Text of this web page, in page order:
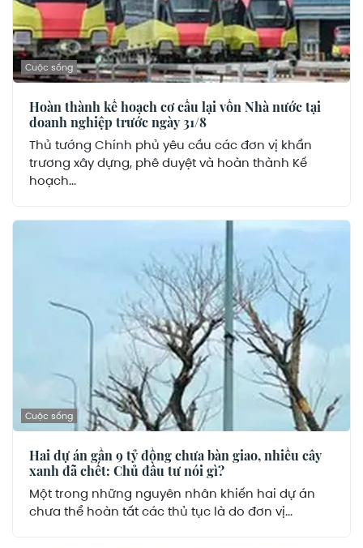
Cuộc sống
Hoàn thành kế hoạch cơ cấu lại vốn Nhà nước tại
doanh nghiệp trước ngày 31/8
Thủ tướng Chính phủ yêu cầu các đơn vị khẩn
trương xây dựng, phê duyệt và hoàn thành Kế
hoạch...
Cuộc sống
Hai dự án gần 9 tỷ đồng chưa bàn giao, nhiều cây
xanh đã chết: Chủ đầu tư nói gì?
Một trong những nguyên nhân khiến hai dự án
chưa thể hoàn tất các thủ tục là do đơn vị...